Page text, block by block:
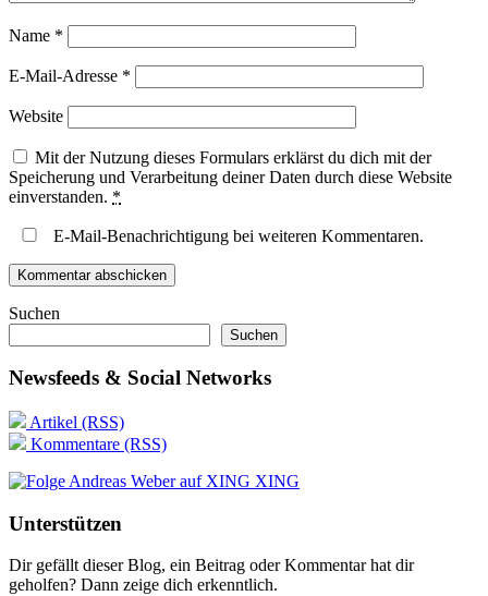
Name *
E-Mail-Adresse *
Website
Mit der Nutzung dieses Formulars erklärst du dich mit der
Speicherung und Verarbeitung deiner Daten durch diese Website
einverstanden. *
E-Mail-Benachrichtigung bei weiteren Kommentaren.
Suchen
Suchen
Newsfeeds & Social Networks
Artikel (RSS)
Kommentare (RSS)
XING
Unterstützen
Dir gefällt dieser Blog, ein Beitrag oder Kommentar hat dir
geholfen? Dann zeige dich erkenntlich.